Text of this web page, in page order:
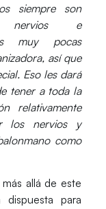
siempre son
nervios e
muy pocas
así que
Eso les dará
tener a toda la
relativamente
los nervios y
como
allá de este
para